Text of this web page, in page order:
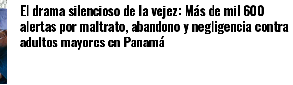
El drama silencioso de la vejez: Más de mil 600
alertas por maltrato, abandono y negligencia contra
adultos mayores en Panamá